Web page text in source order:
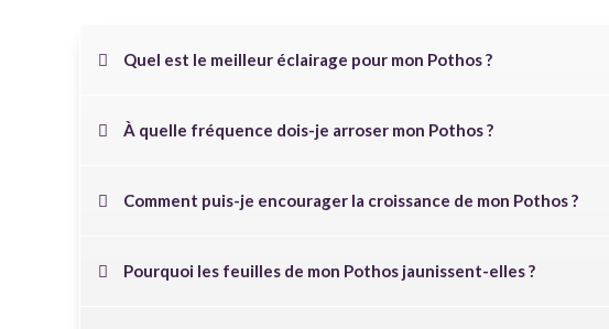
Quel est le meilleur éclairage pour mon Pothos ?
À quelle fréquence dois-je arroser mon Pothos ?
Comment puis-je encourager la croissance de mon Pothos ?
Pourquoi les feuilles de mon Pothos jaunissent-elles ?